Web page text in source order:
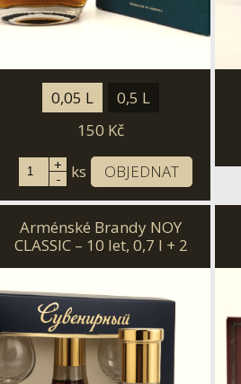
0,05 L
0,5 L
150 Kč
+
- ks OBJEDNAT
Arménské Brandy NOY
CLASSIC – 10 let, 0,7 l + 2